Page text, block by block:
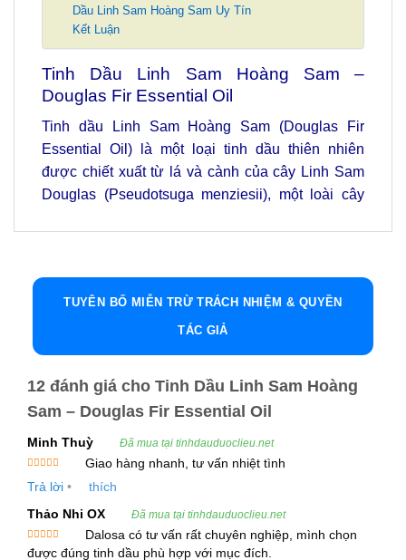
Dầu Linh Sam Hoàng Sam Uy Tín
Kết Luận
Tinh Dầu Linh Sam Hoàng Sam –
Douglas Fir Essential Oil
Tinh dầu Linh Sam Hoàng Sam (Douglas Fir
Essential Oil) là một loại tinh dầu thiên nhiên
được chiết xuất từ lá và cành của cây Linh Sam
Douglas (Pseudotsuga menziesii), một loài cây
Tinh dầu Linh Sam Hoàng Sam không chỉ nổi bật
căng thẳng và hỗ trợ làm sạch không khí hiệu
quả.
Tinh Dầu Linh Sam Hoàng Sam (Douglas Fir
Essential Oil) Là Gì?
Tinh dầu Linh Sam Hoàng Sam được chiết xuất
từ cây Linh Sam Douglas, một loài cây lá kim có
nguồn gốc từ Bắc Mỹ. Loài cây này được biết đến
TUYÊN BỐ MIỄN TRỪ TRÁCH NHIỆM & QUYỀN
TÁC GIẢ
12 đánh giá cho Tinh Dầu Linh Sam Hoàng
Sam – Douglas Fir Essential Oil
Minh Thuỳ Đã mua tại tinhdauduoclieu.net
hạng
55
Giao hàng nhanh, tư vấn nhiệt tình
Trả lời •
thích
Thảo Nhi OX
Đã mua tại tinhdauduoclieu.net
Được xếp
Dalosa có tư vấn rất chuyên nghiệp, mình chọn
được đúng tinh dầu phù hợp với mục đích.